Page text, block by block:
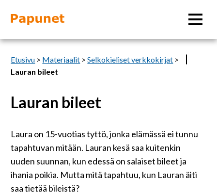
Tietoa
Materiaalit
Kuvatyökalut
Saavutettavuus
Etusivu > Materiaalit >Selkokieliset verkkokirjat >
Lauran bileet
Lauran bileet
Laura on 15-vuotias tyttö, jonka elämässä ei tunnu
tapahtuvan mitään. Lauran kesä saa kuitenkin
uuden suunnan, kun edessä on salaiset bileet ja
ihania poikia. Mutta mitä tapahtuu, kun Lauran äiti
saa tietää bileistä?